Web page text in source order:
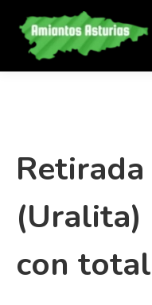
(Uralita)
con